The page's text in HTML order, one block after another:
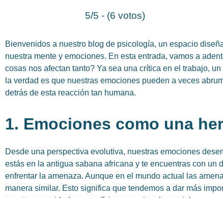
5/5 - (6 votos)
Bienvenidos a nuestro blog de psicología, un espacio
nuestra mente y emociones. En esta entrada, vamos a
cosas nos afectan tanto? Ya sea una crítica en el trabajo,
la verdad es que nuestras emociones pueden a veces
detrás de esta reacción tan humana.
1. Emociones como una
Desde una perspectiva evolutiva, nuestras emociones
estás en la antigua sabana africana y te encuentras con
enfrentar la amenaza. Aunque en el mundo actual las
manera similar. Esto significa que tendemos a dar más